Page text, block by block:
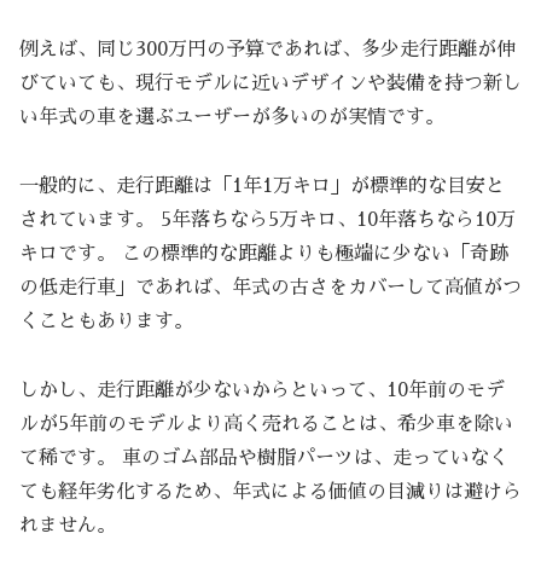
例えば、同じ300万円の予算であれば、多少走行距離が伸
びていても、現行モデルに近いデザインや装備を持つ新し
い年式の車を選ぶユーザーが多いのが実情です。
一般的に、走行距離は「1年1万キロ」が標準的な目安と
されています。 5年落ちなら5万キロ、10年落ちなら10万
キロです。 この標準的な距離よりも極端に少ない「奇跡
の低走行車」であれば、年式の古さをカバーして高値がつ
くこともあります。
しかし、走行距離が少ないからといって、10年前のモデ
ルが5年前のモデルより高く売れることは、希少車を除い
て稀です。 車のゴム部品や樹脂パーツは、走っていなく
ても経年劣化するため、年式による価値の目減りは避けら
れません。